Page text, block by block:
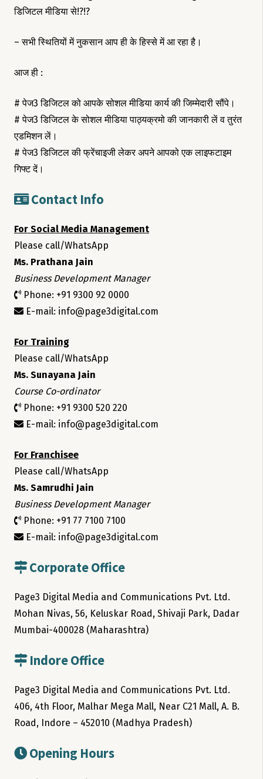
डिजिटल मीडिया से!?!?
– सभी स्थितियों में नुकसान आप ही के हिस्से में आ रहा है।
आज ही :
# पेज3 डिजिटल को आपके सोशल मीडिया कार्य की जिम्मेदारी सौंपे।
# पेज3 डिजिटल के सोशल मीडिया पाठ्यक्रमो की जानकारी लें व तुरंत
एडमिशन लें।
# पेज3 डिजिटल की फ्रेंचाइजी लेकर अपने आपको एक लाइफटाइम
गिफ्ट दें।
Contact Info
For Social Media Management
Please call/WhatsApp
Ms. Prathana Jain
Business Development Manager
Phone: +91 9300 92 0000
E-mail: info@page3digital.com
For Training
Please call/WhatsApp
Ms. Sunayana Jain
Course Co-ordinator
Phone: +91 9300 520 220
E-mail: info@page3digital.com
For Franchisee
Please call/WhatsApp
Ms. Samrudhi Jain
Business Development Manager
Phone: +91 77 7100 7100
E-mail: info@page3digital.com
Corporate Office
Page3 Digital Media and Communications Pvt. Ltd.
Mohan Nivas, 56, Keluskar Road, Shivaji Park, Dadar
Mumbai-400028 (Maharashtra)
Indore Office
Page3 Digital Media and Communications Pvt. Ltd.
406, 4th Floor, Malhar Mega Mall, Near C21 Mall, A. B.
Road, Indore – 452010 (Madhya Pradesh)
Opening Hours